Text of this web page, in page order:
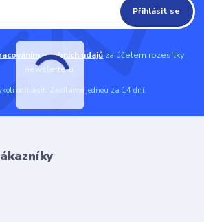
Přihlásit se
osobních údajů za účelem rozesílky
newsletteru.
odhlásit. Zasíláme jednou za 14 dní.